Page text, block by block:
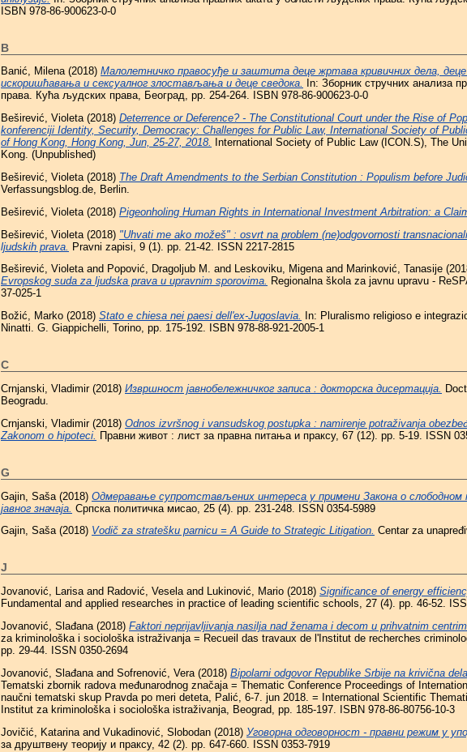
ISBN 978-86-900623-0-0
B
Banić, Milena(2018) Малолетничко правосуђе и заштита деце жртава кривичних дела,
искоришћавања и сексуалног злостављања и деце сведока.
In: Зборник стручних анализа
права. Кућа људских права, Београд, pp. 254-264. ISBN 978-86-900623-0-0
Beširević, Violeta(2018) Deterrence or Deference? - The Constitutional Court under the Rise of
konferenciji Identity, Security, Democracy: Challenges for Public Law, International Society of
of Hong Kong, Hong Kong, Jun, 25-27, 2018.
International Society of Public Law (ICON.S), The
Kong. (Unpublished)
Beširević, Violeta (2018) The Draft Amendments to the Serbian Constitution : Populism before
Verfassungsblog.de, Berlin.
Beširević, Violeta (2018) Pigeonholing Human Rights in International Investment Arbitration: a
Beširević, Violeta (2018) "Uhvati me ako možeš" : osvrt na problem (ne)odgovornosti
ljudskih prava. Pravni zapisi, 9 (1). pp. 21-42. ISSN 2217-2815
Beširević, Violetaand Popović, Dragoljub M. and Leskoviku, Migenaand Marinković, Tanasije
Evropskog suda za ljudska prava u upravnim sporovima. Regionalna škola za javnu upravu -
37-025-1
Božić, Marko (2018) Stato e chiesa nei paesi dell'ex-Jugoslavia.
In: Pluralismo religioso e
Ninatti. G. Giappichelli, Torino, pp. 175-192. ISBN 978-88-921-2005-1
C
Crnjanski, Vladimir(2018) Извршност јавнобележничког записа : докторска дисертација.
Beogradu.
Crnjanski, Vladimir(2018) Odnos izvršnog i vansudskog postupka : namirenje potraživanja
Zakonom o hipoteci.
Правни живот : лист за правна питања и праксу, 67 (12). pp. 5-19. ISSN
G
Gajin, Saša (2018) Одмеравање супротстављених интереса у примени Закона о слободном
јавног значаја. Српска политичка мисао, 25 (4). pp. 231-248. ISSN 0354-5989
Gajin, Saša(2018) Vodič za stratešku parnicu = A Guide to Strategic Litigation. Centar za
J
Jovanović, Larisaand Radović, Veselaand Lukinović, Mario (2018) Significance of energy
Fundamental and applied researches in practice of leading scientific schools, 27 (4). pp. 46-52.
Jovanović, Slađana (2018) Faktori neprijavljivanja nasilja nad ženama i decom u prihvatnim
za kriminološka i sociološka istraživanja = Recueil das travaux de l'Institut de recherches
pp. 29-44. ISSN 0350-2694
Jovanović, Slađana and Sofrenović, Vera (2018) Bipolarni odgovor Republike Srbije na krivična
Tematski zbornik radova međunarodnog značaja = Thematic Conference Proceedings of
naučni tematski skup Pravda po meri deteta, Palić, 6-7. jun 2018. = International Scientific
Institut za kriminološka i sociološka istraživanja, Beograd, pp. 185-197. ISBN 978-86-80756-10-3
Jovičić, Katarina and Vukadinović, Slobodan (2018) Уговорна одговорност - правни режим у
за друштвену теорију и праксу, 42 (2). pp. 647-660. ISSN 0353-7919